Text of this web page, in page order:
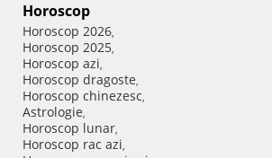
Horoscop
Horoscop 2026,
Horoscop 2025,
Horoscop azi,
Horoscop dragoste,
Horoscop chinezesc,
Astrologie,
Horoscop lunar,
Horoscop rac azi,